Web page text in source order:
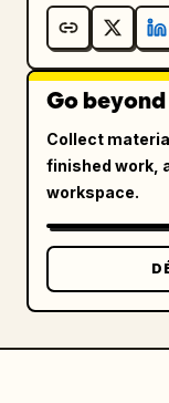
Go
Collect
finished work,
workspace.